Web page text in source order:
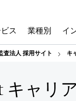
ス 業種別 イ
査法人 採用サイト キ
キャリ